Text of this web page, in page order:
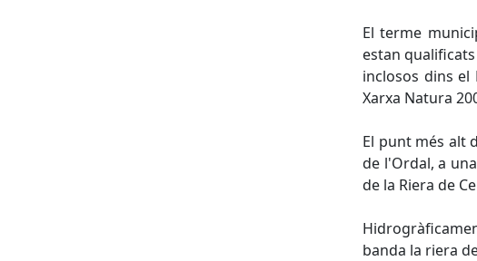
El terme
estan
inclosos dins el
Xarxa Natura
El punt més alt
de l'Ordal, a
de la Riera de
banda la riera